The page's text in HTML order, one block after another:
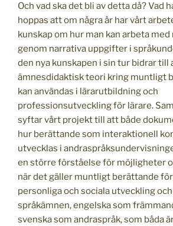
Och vad ska det bli av detta då? Vad
hoppas att om några år har vårt
kunskap om hur man kan arbeta
genom narrativa uppgifter i
den nya kunskapen i sin tur bidrar till
ämnesdidaktisk teori kring muntligt
kan användas i lärarutbildning och
professionsutveckling för lärare.
syftar vårt projekt till att både
hur berättande som interaktionell
utvecklas i
en större förståelse för möjligheter
när det gäller muntligt berättande
personliga och sociala utveckling
språkämnen, engelska som
svenska som andraspråk, som båda